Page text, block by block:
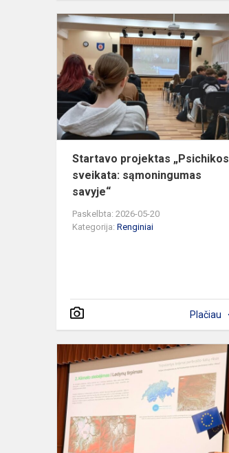
Startavo projektas „Psichikos
sveikata: sąmoningumas
savyje“
Paskelbta: 2026-05-20
Kategorija: Renginiai
Plačiau